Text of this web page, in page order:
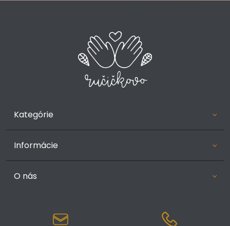
Kategórie
Informácie
O nás